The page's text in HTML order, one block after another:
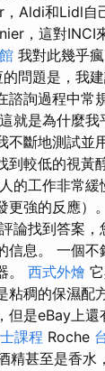
Aldi和Lidl自
，這對INCI
我對此幾乎
的問題是，我
諮詢過程中常
這就是為什麼
不斷地測試並
較低的視黃
的工作非常
更強的反應）。
論找到答案
信息。 一個
。 西式外燴
粘稠的保濕配
但是eBay上還
課程 Roche
精甚至是香水